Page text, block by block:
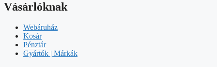
Vásárlóknak
Webáruház
Kosár
Pénztár
Gyártók | Márkák